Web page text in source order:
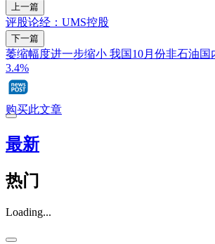
上一篇
评股论经：UMS控股
下一篇
萎缩幅度进一步缩小 我国10月份非石油国
3.4%
购买此文章
最新
热门
Loading...